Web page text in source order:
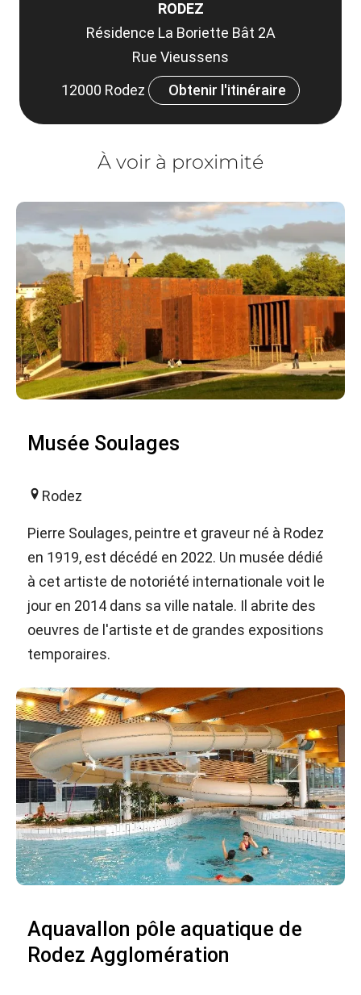
RODEZ
Résidence La Boriette Bât 2A
Rue Vieussens
12000 Rodez
Obtenir l'itinéraire
À voir à proximité
Musée Soulages
Rodez
Pierre Soulages, peintre et graveur né à Rodez
en 1919, est décédé en 2022. Un musée dédié
à cet artiste de notoriété internationale voit le
jour en 2014 dans sa ville natale. Il abrite des
oeuvres de l'artiste et de grandes expositions
temporaires.
Aquavallon pôle aquatique de
Rodez Agglomération